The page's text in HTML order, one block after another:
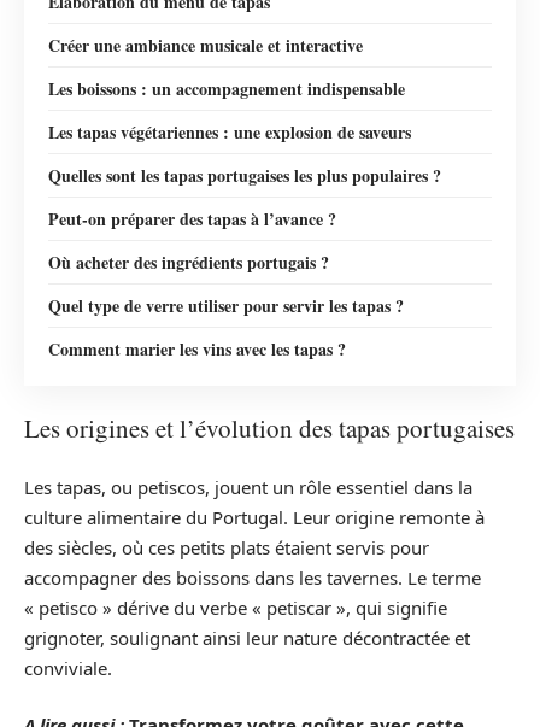
Créer une ambiance musicale et interactive
Les boissons : un accompagnement indispensable
Les tapas végétariennes : une explosion de saveurs
Quelles sont les tapas portugaises les plus populaires ?
Peut-on préparer des tapas à l’avance ?
Où acheter des ingrédients portugais ?
Quel type de verre utiliser pour servir les tapas ?
Comment marier les vins avec les tapas ?
Les origines et l’évolution des tapas portugaises
Les tapas, ou petiscos, jouent un rôle essentiel dans la
culture alimentaire du Portugal. Leur origine remonte à
des siècles, où ces petits plats étaient servis pour
accompagner des boissons dans les tavernes. Le terme
« petisco » dérive du verbe « petiscar », qui signifie
grignoter, soulignant ainsi leur nature décontractée et
conviviale.